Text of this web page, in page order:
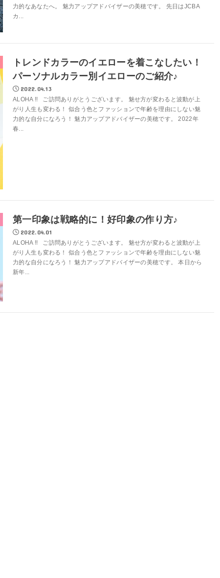
力的なあなたへ。 魅力アップアドバイザーの美穂です。 先日はJCBA
カ...
トレンドカラーのイエローを着こなしたい！
パーソナルカラー別イエローのご紹介♪
2022.04.13
ALOHA !! ご訪問ありがとうございます。 魅せ方が変わると波動が上
がり人生も変わる！ 似合う色とファッションで年齢を理由にしない魅
力的な自分になろう！ 魅力アップアドバイザーの美穂です。 2022年
春...
第一印象は戦略的に！好印象の作り方♪
2022.04.01
ALOHA !! ご訪問ありがとうございます。 魅せ方が変わると波動が上
がり人生も変わる！ 似合う色とファッションで年齢を理由にしない魅
力的な自分になろう！ 魅力アップアドバイザーの美穂です。 本日から
新年...